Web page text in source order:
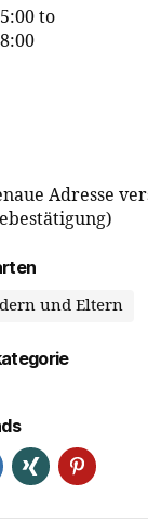
to
Adresse
und Eltern